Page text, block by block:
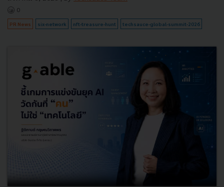
0
PR News six-network nft-treasure-hunt techsauce-global-summit-2026